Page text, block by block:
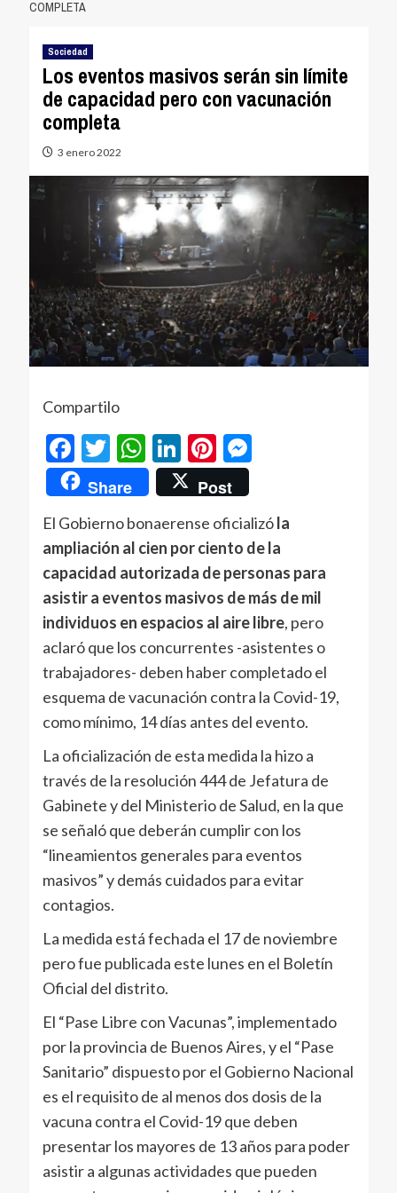
COMPLETA
Sociedad
Los eventos masivos serán sin límite
de capacidad pero con vacunación
completa
3 enero 2022
Compartilo
Facebook
Twitter
WhatsApp
LinkedIn
Pinterest
Messenger
Share Post
El Gobierno bonaerense oficializóla
ampliación al cien por ciento de la
capacidad autorizada de personas para
asistir a eventos masivos de más de mil
individuos en espacios al aire libre, pero
aclaró que los concurrentes -asistentes o
trabajadores- deben haber completado el
esquema de vacunación contra la Covid-19,
como mínimo, 14 días antes del evento.
La oficialización de esta medida la hizo a
través de la resolución 444 de Jefatura de
Gabinete y del Ministerio de Salud, en la que
se señaló que deberán cumplir con los
“lineamientos generales para eventos
masivos” y demás cuidados para evitar
contagios.
La medida está fechada el 17 de noviembre
pero fue publicada este lunes en el Boletín
Oficial del distrito.
El “Pase Libre con Vacunas”, implementado
por la provincia de Buenos Aires, y el “Pase
Sanitario” dispuesto por el Gobierno Nacional
es el requisito de al menos dos dosis de la
vacuna contra el Covid-19 que deben
presentar los mayores de 13 años para poder
asistir a algunas actividades que pueden